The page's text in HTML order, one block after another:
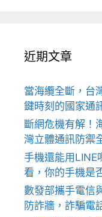
近期文章
當海纜全斷，台
鍵時刻的國家通
斷網危機有解！
灣立體通訊防禦
手機還能用LINE
看，你的手機是
數發部攜手電信
防詐牆，詐騙電